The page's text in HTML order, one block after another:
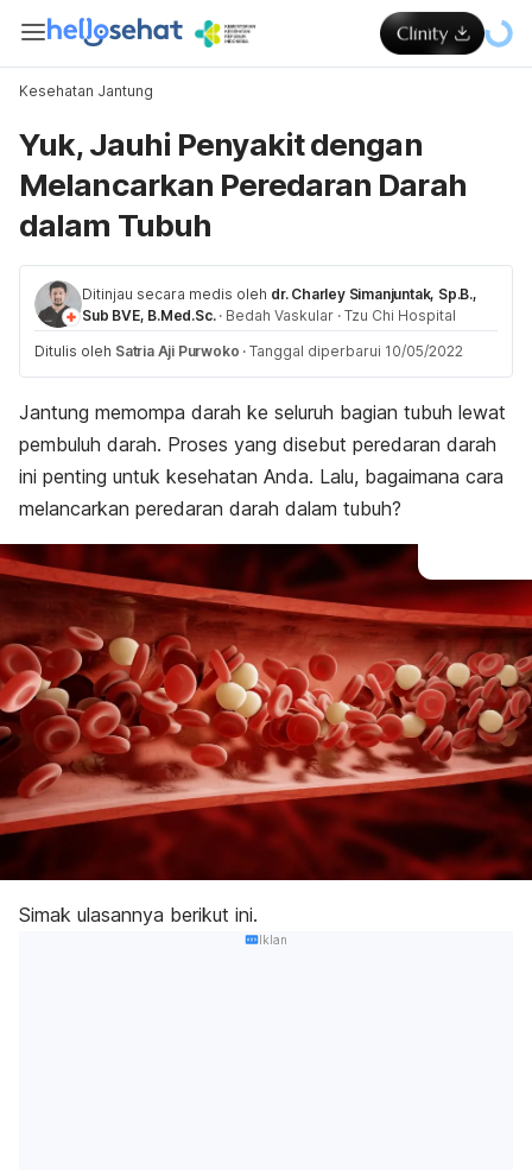
Kesehatan Jantung
Yuk, Jauhi Penyakit dengan
Melancarkan Peredaran Darah
dalam Tubuh
Ditinjau secara medis oleh dr. Charley Simanjuntak, Sp.B.,
Sub BVE, B.Med.Sc. · Bedah Vaskular ·Tzu Chi Hospital
Ditulis oleh Satria Aji Purwoko · Tanggal diperbarui 10/05/2022
Jantung memompa darah ke seluruh bagian tubuh lewat
pembuluh darah. Proses yang disebut peredaran darah
ini penting untuk kesehatan Anda. Lalu, bagaimana cara
melancarkan peredaran darah dalam tubuh?
Simak ulasannya berikut ini.
Iklan